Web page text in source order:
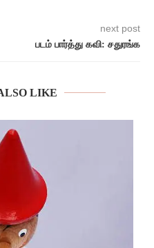
next post
படம் பார்த்து கவி: சதுரங்க
LIKE